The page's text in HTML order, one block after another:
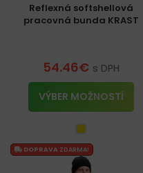
Reflexná softshellová
pracovná bunda KRAST
54.46€ s DPH
VÝBER MOŽNOSTÍ
DOPRAVA ZDARMA!